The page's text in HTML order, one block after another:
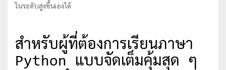
ในระดับสูงขึ้นเองได้
สำหรับผู้ที่ต้องการเรียนภาษา
Python แบบจัดเต็มคุ้มสุด ๆ